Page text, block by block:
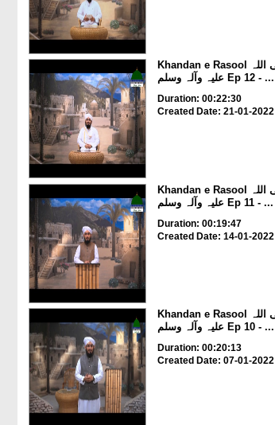
Khandan e Rasool صلی اللہ
علیہ وآلہ وسلم Ep 12 - ...
Duration: 00:22:30
Created Date: 21-01-2022
Khandan e Rasool صلی اللہ
علیہ وآلہ وسلم Ep 11 - ...
Duration: 00:19:47
Created Date: 14-01-2022
Khandan e Rasool صلی اللہ
علیہ وآلہ وسلم Ep 10 - ...
Duration: 00:20:13
Created Date: 07-01-2022